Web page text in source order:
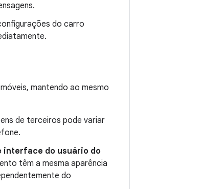
do carro
mantendo ao mesmo
de terceiros pode variar
do usuário do
têm a mesma aparência
do